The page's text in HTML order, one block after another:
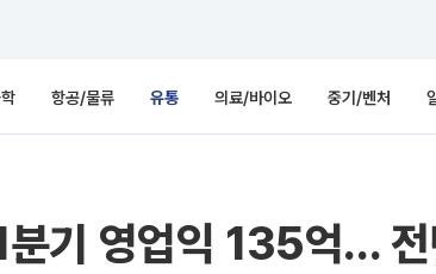
항공/물류 유통 의료/바이오 중기/벤처
1분기 영업익 135억…